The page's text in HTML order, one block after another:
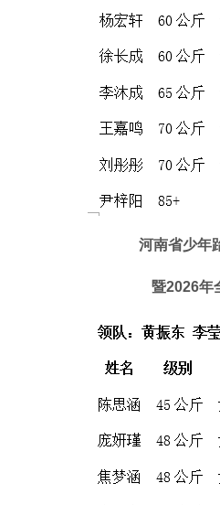
河南省少年
暨2026年